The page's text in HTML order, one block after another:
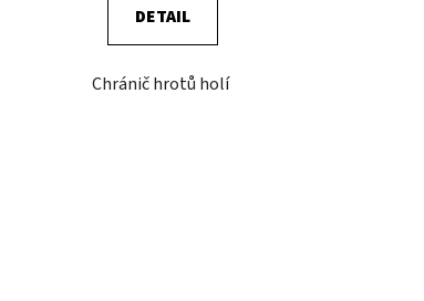
DETAIL
Chránič hrotů holí